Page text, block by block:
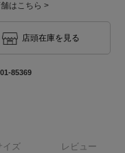
はこちら >
店頭在庫を見る
85369
イズ レビュー